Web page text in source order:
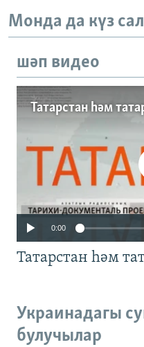
Монда да күз
шәп видео
Татарстан һәм
No media
0:00
Татарстан һәм
Украинадагы
булучылар